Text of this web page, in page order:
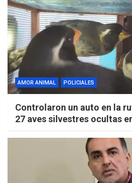
AMOR ANIMAL POLICIALES
Controlaron un auto en la
27 aves silvestres ocultas